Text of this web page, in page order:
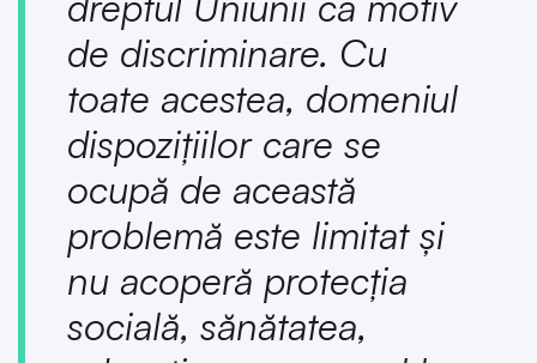
de discriminare. Cu
toate acestea, domeniul
dispozițiilor care se
ocupă de această
problemă este limitat și
nu acoperă protecția
socială, sănătatea,